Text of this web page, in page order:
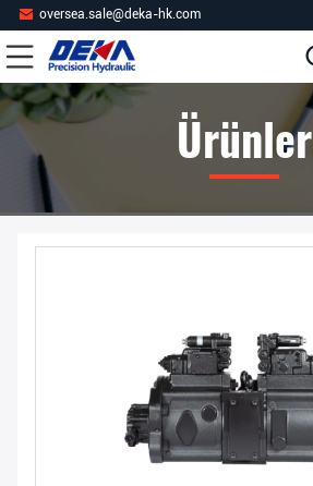
oversea.sale@deka-hk.com
Ürünler